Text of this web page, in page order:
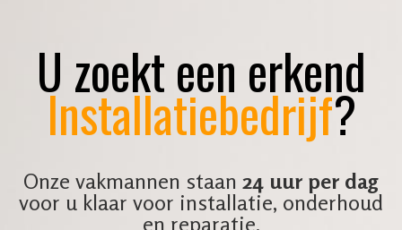
U zoekt een erkend
Installatiebedrijf?
Onze vakmannen staan 24 uur per dag
voor u klaar voor installatie, onderhoud
en reparatie.